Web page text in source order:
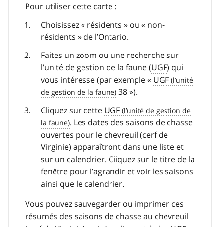
Pour utiliser cette carte :
Choisissez « résidents » ou « non-
résidents » de l’Ontario.
Faites un zoom ou une recherche sur
l’unité de gestion de la faune (UGF) qui
vous intéresse (par exemple « UGF
38 »).
Cliquez sur cette UGF
. Les dates des saisons de chasse
ouvertes pour le chevreuil (cerf de
Virginie) apparaîtront dans une liste et
sur un calendrier. Ciiquez sur le titre de la
fenêtre pour l’agrandir et voir les saisons
ainsi que le calendrier.
Vous pouvez sauvegarder ou imprimer ces
résumés des saisons de chasse au chevreuil